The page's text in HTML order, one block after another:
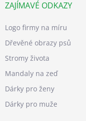
ZAJÍMAVÉ ODKAZY
Logo firmy na míru
Dřevěné obrazy psů
Stromy života
Mandaly na zeď
Dárky pro ženy
Dárky pro muže